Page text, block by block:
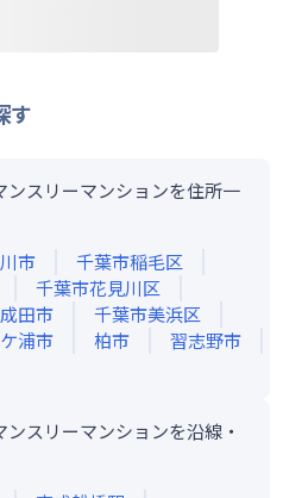
す
スリーマンションを住所一
市
千葉市稲毛区
千葉市花見川区
成田市
千葉市美浜区
浦市 柏市
習志野市
スリーマンションを沿線・